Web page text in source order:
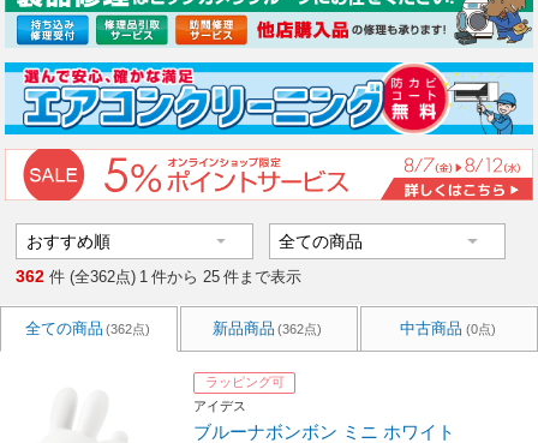
362 件 (全362点) 1 件から 25 件まで表示
全ての商品 (362点) 新品商品 (362点) 中古商品 (0点)
ラッピング可
アイデス
ブルーナボンボン ミニ ホワイト